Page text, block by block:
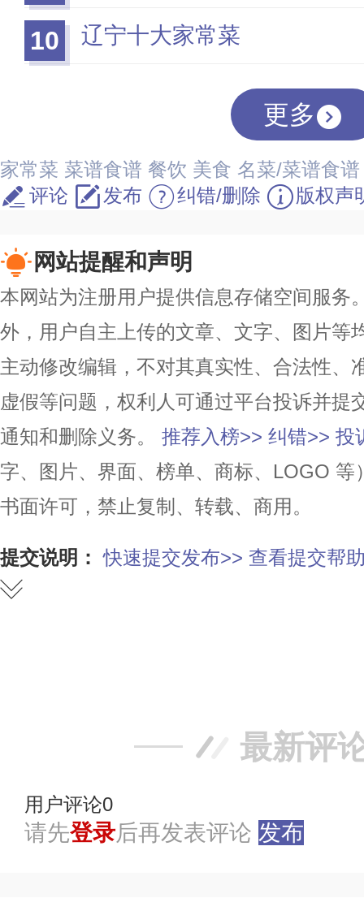
10 辽宁十大家常菜
更多
家常菜 菜谱食谱 餐饮 美食 名菜/菜谱食谱
评论
发布 纠错/删除 版权声
网站提醒和声明
本网站为注册用户提供信息存储空间服务
外，用户自主上传的文章、文字、图片等
主动修改编辑，不对其真实性、合法性、
虚假等问题，权利人可通过平台投诉并提
通知和删除义务。
推荐入榜>> 纠错>> 投
字、图片、界面、榜单、商标、LOGO
书面许可，禁止复制、转载、商用。
提交说明： 快速提交发布>> 查看提交帮
最新评
用户评论0
请先登录后再发表评论 发布